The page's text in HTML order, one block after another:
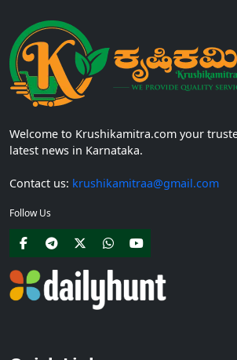
Welcome to Krushikamitra.com your
latest news in Karnataka.
Contact us: krushikamitraa@gmail.com
Follow Us